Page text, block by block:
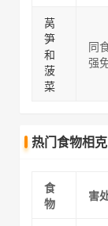
莴
笋
和
菠
菜
同
强
热门食物相克
食
物
害